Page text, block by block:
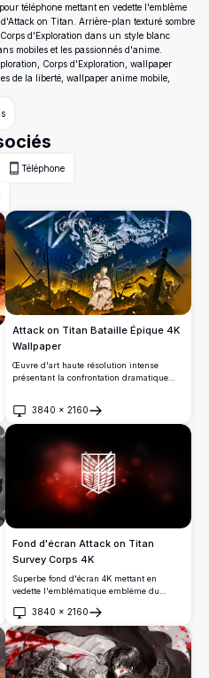
téléphone mettant en vedette l'emblème
on Titan. Arrière-plan texturé sombre
d'Exploration dans un style blanc
mobiles et les passionnés d'anime.
Corps d'Exploration, wallpaper
de la liberté, wallpaper anime mobile,
Téléphone
Attack on Titan Bataille Épique 4K
Wallpaper
Œuvre d'art haute résolution intense
présentant la confrontation dramatique
guerre. Présente des visuels anime
époustouflants avec des effets d'éclairage
dorés, des transformations massives de
titans et une atmosphère de bataille
épique parfaite pour les fonds d'écran.
3840 × 2160
Ouvrir
Fond d'écran Attack on Titan
Survey Corps 4K
Superbe fond d'écran 4K mettant en
vedette l'emblématique emblème du
arrière-plan dramatique rouge et noir. Le
logo lumineux des ailes de la liberté crée
un effet atmosphérique parfait pour les
fans d'anime recherchant des arrière-
plans de bureau de haute qualité.
3840 × 2160
Ouvrir